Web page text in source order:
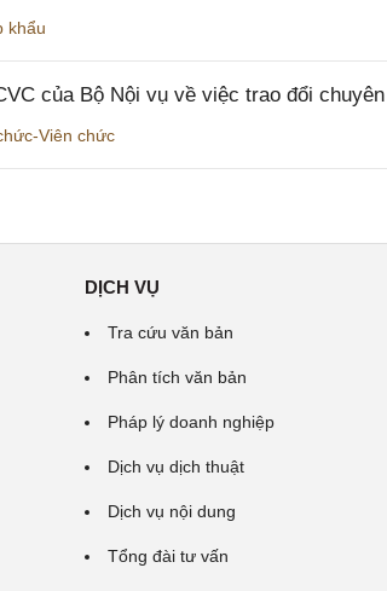
khẩu
của Bộ Nội vụ về việc trao đổi
Viên chức
DỊCH VỤ
Tra cứu văn bản
Phân tích văn bản
Pháp lý doanh nghiệp
Dịch vụ dịch thuật
Dịch vụ nội dung
Tổng đài tư vấn